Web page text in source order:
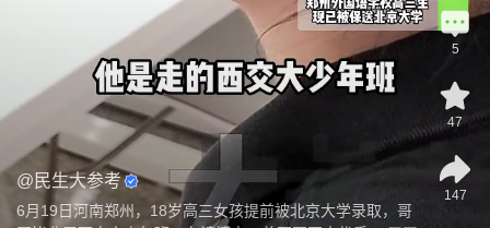
@ 民生大参考
6月19日河南郑州，18岁高三女孩提前被北京大学录取，哥
5
47
147